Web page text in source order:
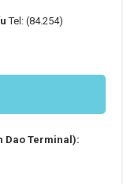
Tel: (84.254)
Dao Terminal):